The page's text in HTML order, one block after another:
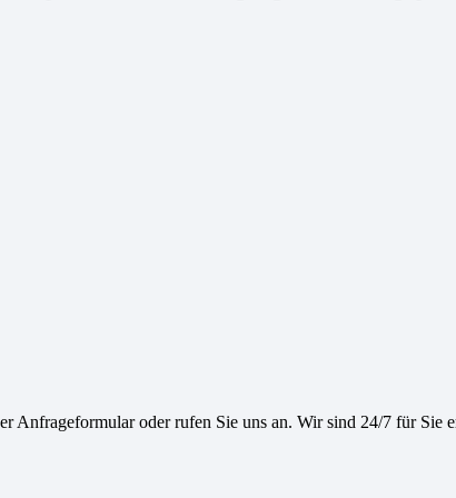
Anfrageformular oder rufen Sie uns an. Wir sind 24/7 für Sie